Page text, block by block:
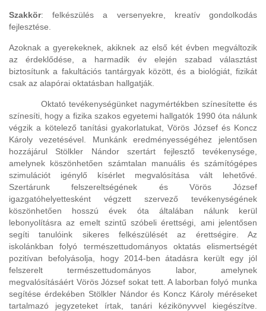
Szakkör: felkészülés a versenyekre, kreatív gondolkodás
fejlesztése.
Azoknak a gyerekeknek, akiknek az első két évben megváltozik
az érdeklődése, a harmadik év elején szabad választást
biztosítunk a fakultációs tantárgyak között, és a biológiát, fizikát
csak az alapórai oktatásban hallgatják.
Oktató tevékenységünket nagymértékben színesítette és
színesíti, hogy a fizika szakos egyetemi hallgatók 1990 óta nálunk
végzik a kötelező tanítási gyakorlatukat, Vörös József és Koncz
Károly vezetésével. Munkánk eredményességéhez jelentősen
hozzájárul Stölkler Nándor szertárt fejlesztő tevékenysége,
amelynek köszönhetően számtalan manuális és számítógépes
szimulációt igénylő kísérlet megvalósítása vált lehetővé.
Szertárunk felszereltségének és Vörös József
igazgatóhelyettesként végzett szervező tevékenységének
köszönhetően hosszú évek óta általában nálunk kerül
lebonyolításra az emelt szintű szóbeli érettségi, ami jelentősen
segíti tanulóink sikeres felkészülését az érettségire. Az
iskolánkban folyó természettudományos oktatás elismertségét
pozitívan befolyásolja, hogy 2014-ben átadásra került egy jól
felszerelt természettudományos labor, amelynek
megvalósításáért Vörös József sokat tett. A laborban folyó munka
segítése érdekében Stölkler Nándor és Koncz Károly méréseket
tartalmazó jegyzeteket írtak, tanári kézikönyvvel kiegészítve.